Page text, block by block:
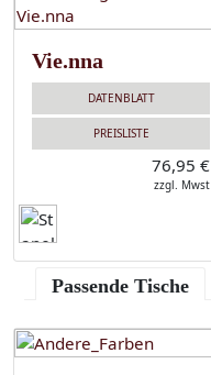
Vie.nna
DATENBLATT
PREISLISTE
76,95 €
zzgl. Mwst
Passende Tische